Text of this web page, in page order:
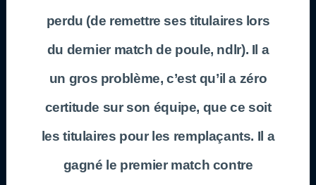
perdu (de remettre ses titulaires lors
du dernier match de poule, ndlr). Il a
un gros problème, c’est qu’il a zéro
certitude sur son équipe, que ce soit
les titulaires pour les remplaçants. Il a
gagné le premier match contre